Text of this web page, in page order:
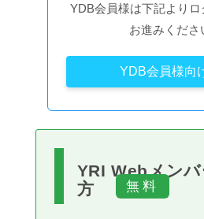
YDB会員様は下記よりロ
お進みくださ
YDB会員様向
YRI Webメン
方